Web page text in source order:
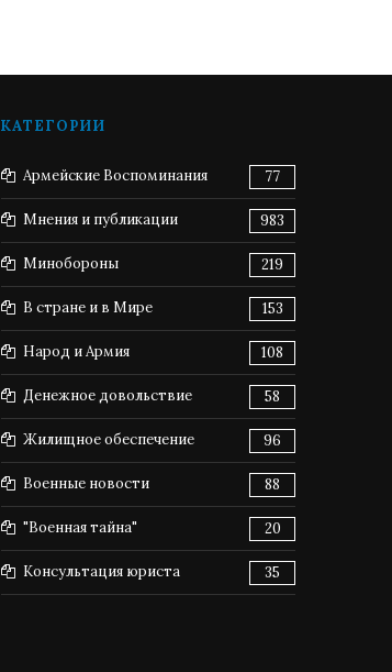
КАТЕГОРИИ
Армейские Воспоминания 77
Мнения и публикации 983
Минобороны 219
В стране и в Мире 153
Народ и Армия 108
Денежное довольствие 58
Жилищное обеспечение 96
Военные новости 88
"Военная тайна" 20
Консультация юриста 35